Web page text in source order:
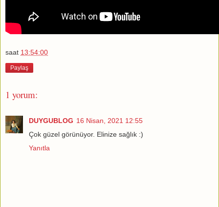
saat 13:54:00
Paylaş
1 yorum:
DUYGUBLOG 16 Nisan, 2021 12:55
Çok güzel görünüyor. Elinize sağlık :)
Yanıtla